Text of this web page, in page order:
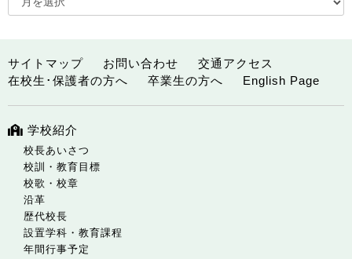
サイトマップ お問い合わせ
交通アクセス
在校生･保護者の方へ
卒業生の方へ English Page
学校紹介
校長あいさつ
校訓・教育目標
校歌・校章
沿革
歴代校長
設置学科・教育課程
年間行事予定